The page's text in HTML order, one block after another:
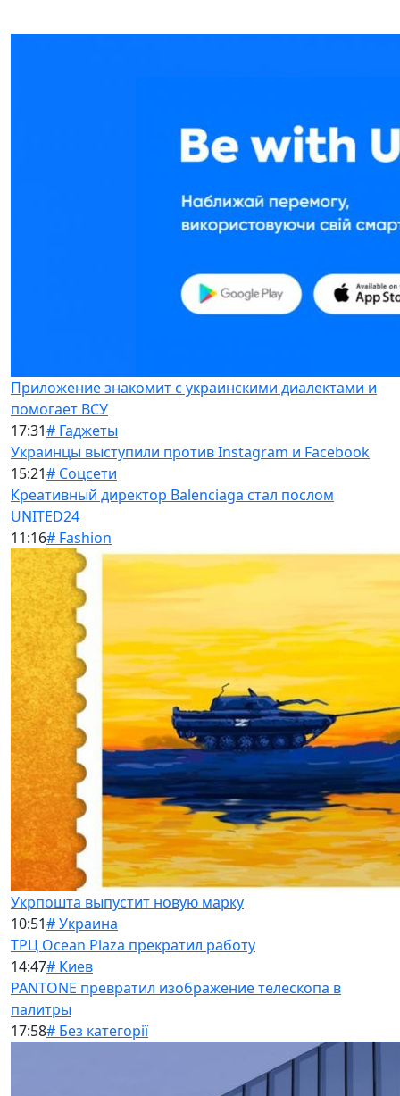
Приложение знакомит с украинскими диалектами и
помогает ВСУ
17:31# Гаджеты
Украинцы выступили против Instagram и Facebook
15:21# Соцсети
Креативный директор Balenciaga стал послом
UNITED24
11:16# Fashion
Укрпошта выпустит новую марку
10:51# Украина
ТРЦ Ocean Plaza прекратил работу
14:47# Киев
PANTONE превратил изображение телескопа в
палитры
17:58# Без категорії